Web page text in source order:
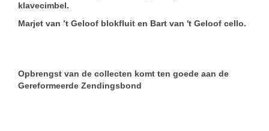
klavecimbel.
Marjet van ’t Geloof blokfluit en Bart van 't Geloof cello.
Opbrengst van de collecten komt ten goede aan de
Gereformeerde Zendingsbond